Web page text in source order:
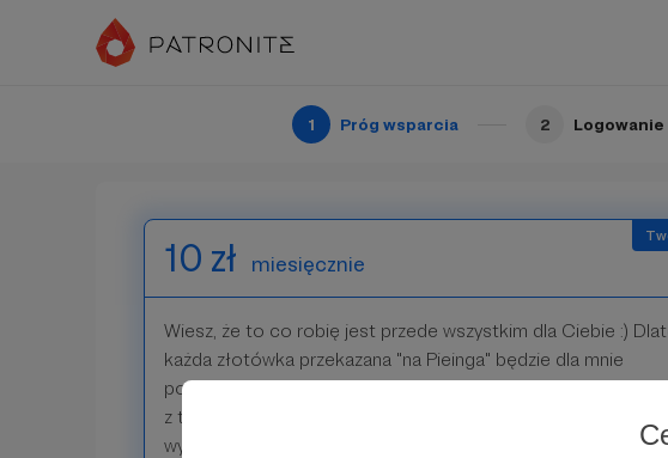
1 Próg wsparcia 2
10 zł miesięcznie
Wiesz, że to co robię jest przede wszystkim dla Ciebie :)
każda złotówka przekazana "na Pieinga" będzie dla mnie
potwierdzeniem, że widzicie w tym po prostu wartość.
z tej okazji do mojej zamkniętej grupki na fejsbuku, gdzie
wymiana informacji wokół świata architektoniczno-